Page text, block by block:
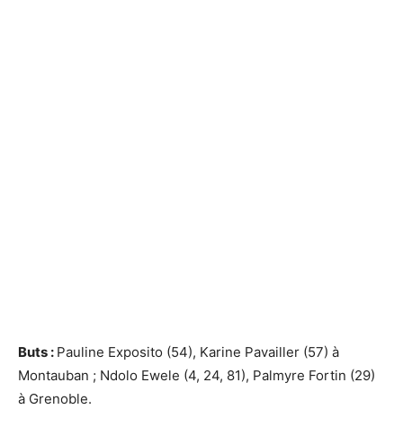
Buts : Pauline Exposito (54), Karine Pavailler (57) à
Montauban ; Ndolo Ewele (4, 24, 81), Palmyre Fortin (29)
à Grenoble.